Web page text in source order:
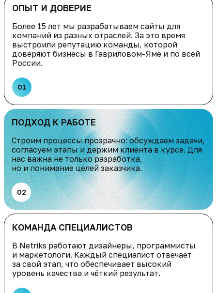
ОПЫТ И ДОВЕРИЕ
Более 15 лет мы разрабатываем сайты для
компаний из разных отраслей. За это время
выстроили репутацию команды, которой
доверяют бизнесы в Гавриловом-Яме и по всей
России.
01
ПОДХОД К РАБОТЕ
Строим процессы прозрачно: обсуждаем задачи,
согласуем этапы и держим клиента в курсе. Для
нас важна не только разработка,
но и понимание целей заказчика.
02
КОМАНДА СПЕЦИАЛИСТОВ
В Netriks работают дизайнеры, программисты
и маркетологи. Каждый специалист отвечает
за свой этап, что обеспечивает высокий
уровень качества и чёткий результат.